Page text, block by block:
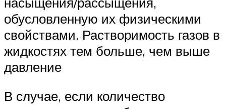
обусловленную их физическими
свойствами. Растворимость газов в
жидкостях тем больше, чем выше
давление
В случае, если количество